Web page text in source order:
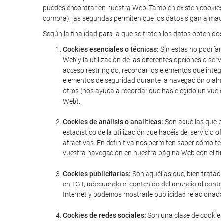
puedes encontrar en nuestra Web. También existen
compra), las segundas permiten que los datos sigan
Según la finalidad para la que se traten los datos
Cookies esenciales o técnicas: Sin estas no
Web y la utilización de las diferentes opciones o
acceso restringido, recordar los elementos que
elementos de seguridad durante la navegación o
otros (nos ayuda a recordar que has elegido un
Web).
Cookies de análisis o analíticas: Son aquéllas que
estadístico de la utilización que hacéis del servicio
atractivas. En definitiva nos permiten saber cómo
vuestra navegación en nuestra página Web con el
Cookies publicitarias: Son aquéllas que, bien
en TGT, adecuando el contenido del anuncio al
Internet y podemos mostrarle publicidad
Cookies de redes sociales: Son una clase de